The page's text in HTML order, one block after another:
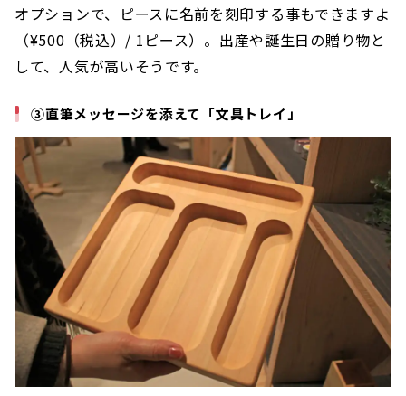
オプションで、ピースに名前を刻印する事もできますよ
（¥500（税込）/ 1ピース）。出産や誕生日の贈り物と
して、人気が高いそうです。
③直筆メッセージを添えて「文具トレイ」